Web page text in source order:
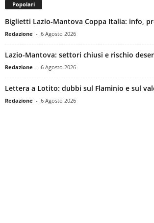
Popolari
Biglietti Lazio-Mantova Coppa Italia: info,
Redazione - 6 Agosto 2026
Lazio-Mantova: settori chiusi e rischio
Redazione - 6 Agosto 2026
Lettera a Lotito: dubbi sul Flaminio e sul
Redazione - 6 Agosto 2026